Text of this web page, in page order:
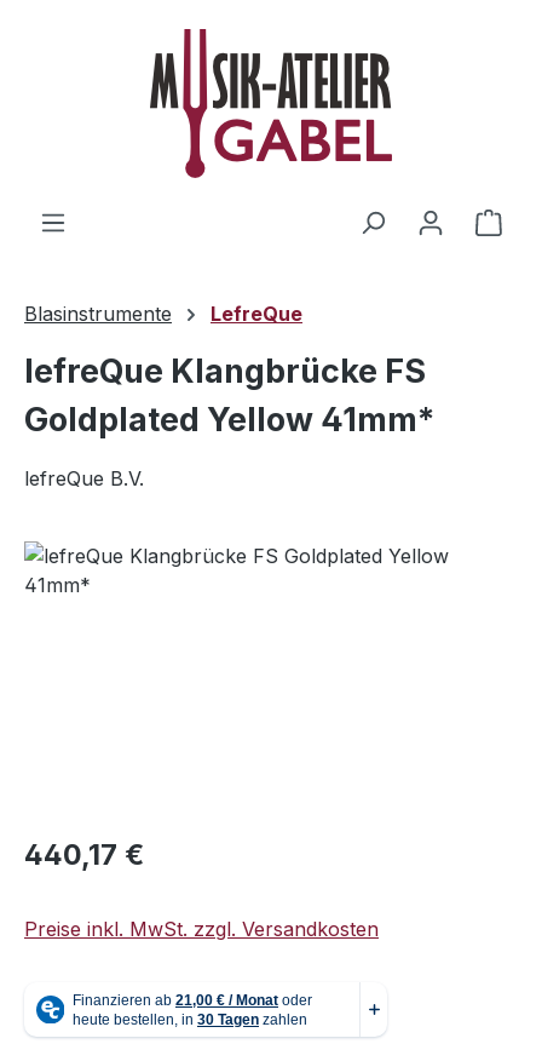
Zum Hauptinhalt springen
Blasinstrumente LefreQue
lefreQue Klangbrücke FS
Goldplated Yellow 41mm*
lefreQue B.V.
Bildergalerie überspringen
Regulärer Preis:
440,17 €
Preise inkl. MwSt. zzgl. Versandkosten